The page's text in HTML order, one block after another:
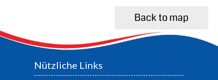
Back to map
Nützliche Links